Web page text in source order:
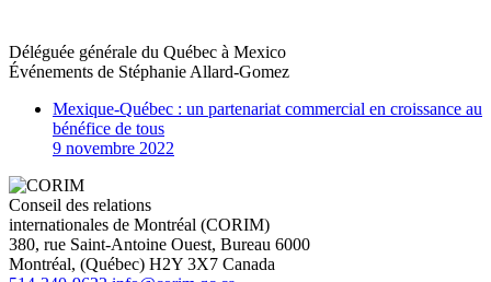
Déléguée générale du Québec à Mexico
Événements de Stéphanie Allard-Gomez
Mexique-Québec : un partenariat commercial en croissance au
bénéfice de tous
9 novembre 2022
Conseil des relations
internationales de Montréal (CORIM)
380, rue Saint-Antoine Ouest, Bureau 6000
Montréal, (Québec) H2Y 3X7 Canada